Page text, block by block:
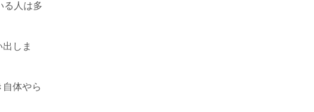
る人は多
しま
体やら